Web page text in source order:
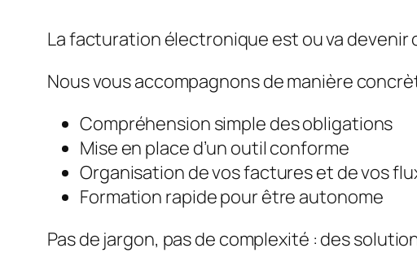
La facturation électronique est ou va devenir
Nous vous accompagnons de manière
Compréhension simple des obligations
Mise en place d’un outil conforme
Organisation de vos factures et de vos
Formation rapide pour être autonome
Pas de jargon, pas de complexité : des